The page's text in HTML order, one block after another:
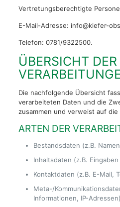
Vertretungsberechtigte
E-Mail-Adresse: info@kiefer-
Telefon: 0781/9322500.
ÜBERSICHT DER
Die nachfolgende Übersicht
verarbeiteten Daten und die
zusammen und verweist auf
ARTEN DER
Bestandsdaten (z.B.
Inhaltsdaten (z.B.
Kontaktdaten (z.B. E-Mail,
Meta-/
Informationen, IP-